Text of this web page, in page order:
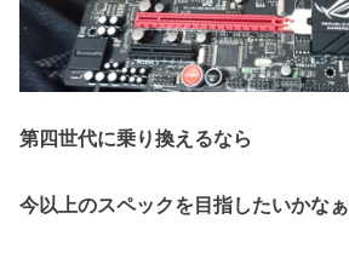
第四世代に乗り換えるなら
今以上のスペックを目指したいかなぁ